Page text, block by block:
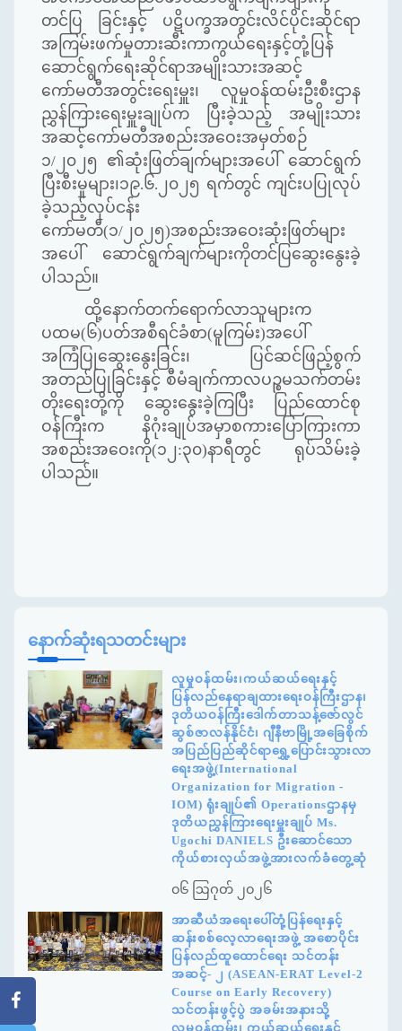
တင်ပြ ခြင်းနှင့် ပဋိပက္ခအတွင်းလိင်ပိုင်းဆိုင်ရာ
အကြမ်းဖက်မှုတားဆီးကာကွယ်ရေးနှင့်တုံ့ပြန်
ဆောင်ရွက်ရေးဆိုင်ရာအမျိုးသားအဆင့်
ကော်မတီအတွင်းရေးမှူး၊ လူမှုဝန်ထမ်းဦးစီးဌာန
ညွှန်ကြားရေးမှူးချုပ်က ပြီးခဲ့သည့် အမျိုးသား
အဆင့်ကော်မတီအစည်းအဝေးအမှတ်စဉ်
၁/၂၀၂၅ ၏ဆုံးဖြတ်ချက်များအပေါ် ဆောင်ရွက်
ပြီးစီးမှုများ၊၁၉.၆.၂၀၂၅ ရက်တွင် ကျင်းပပြုလုပ်
ခဲ့သည့်လုပ်ငန်း
ကော်မတီ(၁/၂၀၂၅)အစည်းအဝေးဆုံးဖြတ်များ
အပေါ် ဆောင်ရွက်ချက်များကိုတင်ပြဆွေးနွေးခဲ့
ပါသည်။
ထို့နောက်တက်ရောက်လာသူများက
ပထမ(၆)ပတ်အစီရင်ခံစာ(မူကြမ်း)အပေါ်
အကြံပြုဆွေးနွေးခြင်း၊ ပြင်ဆင်ဖြည့်စွက်
အတည်ပြုခြင်းနှင့် စီမံချက်ကာလပဉ္စမသက်တမ်း
တိုးရေးတို့ကို ဆွေးနွေးခဲ့ကြပြီး ပြည်ထောင်စု
ဝန်ကြီးက နိဂုံးချုပ်အမှာစကားပြောကြားကာ
အစည်းအဝေးကို(၁၂:၃၀)နာရီတွင် ရုပ်သိမ်းခဲ့
ပါသည်။
နောက်ဆုံးရသတင်းများ
လူမှုဝန်ထမ်း၊ကယ်ဆယ်ရေးနှင့်
ပြန်လည်နေရာချထားရေးဝန်ကြီးဌာန၊
ဒုတိယဝန်ကြီးဒေါက်တာသန့်ဇော်လွင်
ဆွစ်ဇာလန်နိုင်ငံ၊ ဂျီနီဗာမြို့အခြေစိုက်
အပြည်ပြည်ဆိုင်ရာရွှေ့ပြောင်းသွားလာ
ရေးအဖွဲ့(International
Organization for Migration -
IOM) ရုံးချုပ်၏ Operationsဌာနမှ
ဒုတိယညွှန်ကြားရေးမှူးချုပ် Ms.
Ugochi DANIELS ဦးဆောင်သော
ကိုယ်စားလှယ်အဖွဲ့အားလက်ခံတွေ့ဆုံ
၀၆ ဩဂုတ် ၂၀၂၆
အာဆီယံအရေးပေါ်တုံ့ပြန်ရေးနှင့်
ဆန်းစစ်လေ့လာရေးအဖွဲ့ အစောပိုင်း
ပြန်လည်ထူထောင်ရေး သင်တန်း
အဆင့်- ၂ (ASEAN-ERAT Level-2
Course on Early Recovery)
သင်တန်းဖွင့်ပွဲ အခမ်းအနားသို့
လူမှုဝန်ထမ်း၊ ကယ်ဆယ်ရေးနှင့်